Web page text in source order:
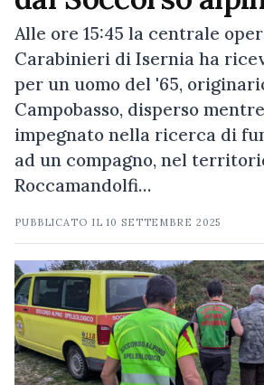
Alle ore 15:45 la centrale
Carabinieri di Isernia ha
per un uomo del '65,
Campobasso, disperso
impegnato nella ricerca di
ad un compagno, nel
Roccamandolfi…
PUBBLICATO IL10 SETTEMBRE 2025